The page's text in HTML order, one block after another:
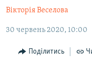
основної
навігації
Перейти
пошуку
БЛОГИ
ПОГЛЯД
ІНТЕРВ'Ю
Вікторія Веселова
30 червень 2020, 10:00
Поділитись